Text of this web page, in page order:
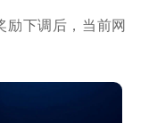
励下调后，当前网